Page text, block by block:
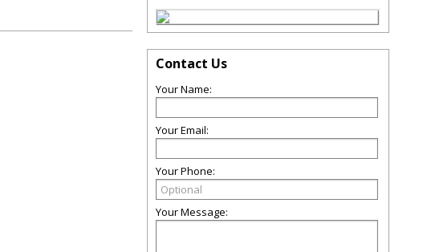
Contact Us
Your Name:
Your Email:
Your Phone:
Your Message: